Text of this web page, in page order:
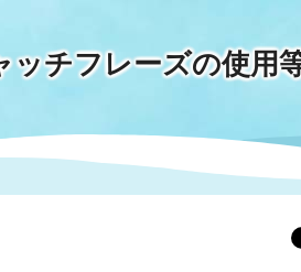
住まい・生活・相談
移住・定住
福祉事業者向け情報
新型コロナウイルス感染症特
歴史・文化
教育旅行
都市計画・開発・建築
除染事業
広聴
行政改革
ッチフレーズの使用